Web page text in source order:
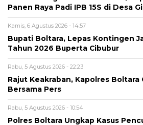
Panen Raya Padi IPB 15S di Desa
Kamis, 6 Agustus 2026 - 14:57
Bupati Boltara, Lepas Kontingen
Tahun 2026 Buperta Cibubur
Rabu, 5 Agustus 2026 - 22:23
Rajut Keakraban, Kapolres Boltara
Bersama Pers
Rabu, 5 Agustus 2026 - 10:54
Polres Boltara Ungkap Kasus